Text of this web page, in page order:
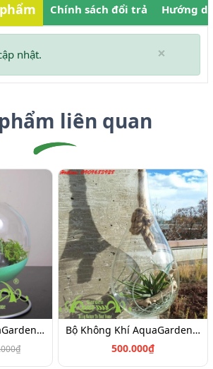
Chính sách đổi trả Hướng
×
nhật.
liên quan
Bộ Không Khí AquaGarden_100
Bộ Không Khí AquaGarden_101
500.000₫